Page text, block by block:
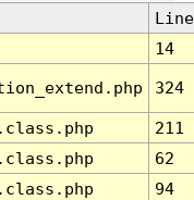
Line
14
324
211
62
94